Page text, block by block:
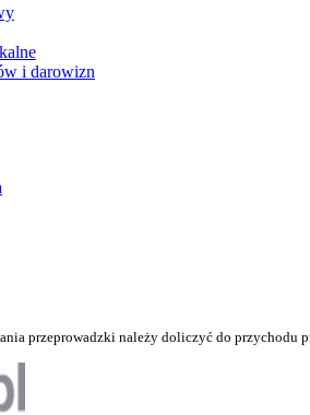
i darowizn
przeprowadzki należy doliczyć do przychodu